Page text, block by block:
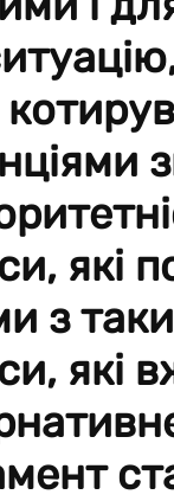
які
з
які